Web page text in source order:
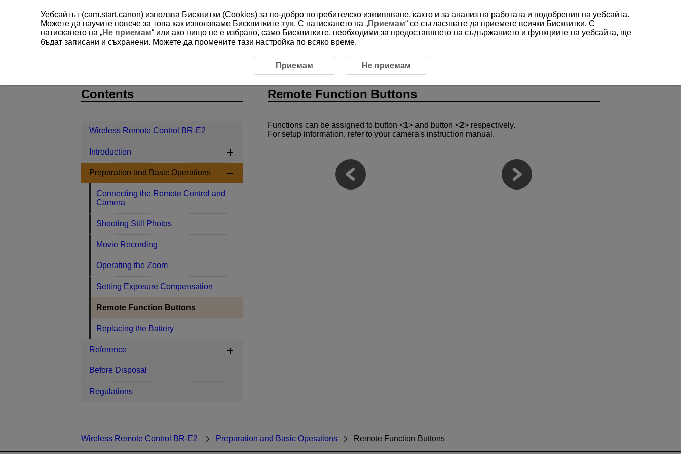
Wireless Remote Control BR-E2 Preparation and Basic Operations
Remote Function Buttons
Functions can be assigned to button 1 and button 2
respectively.
For setup information, refer to your camera's instruction manual.
Contents
Wireless Remote Control BR-E2
Introduction
Preparation and Basic Operations
Connecting the Remote Control and
Camera
Shooting Still Photos
Movie Recording
Operating the Zoom
Setting Exposure Compensation
Remote Function Buttons
Replacing the Battery
Reference
Before Disposal
Regulations
Wireless Remote Control BR-E2 Preparation and Basic Operations Remote Function Buttons
Уебсайтът (cam.start.canon) използва Бисквитки (Cookies) за по-добро потребителско изживяване, както и за анализ на работата и подобрения на уебсайта.
Можете да научите повече за това как използваме Бисквитките тук. С натискането на „Приемам“ се съгласявате да приемете всички Бисквитки. С
натискането на „Не приемам“ или ако нищо не е избрано, само Бисквитките, необходими за предоставянето на съдържанието и функциите на уебсайта, ще
бъдат записани и съхранени. Можете да промените тази настройка по всяко време.
Приемам Не приемам